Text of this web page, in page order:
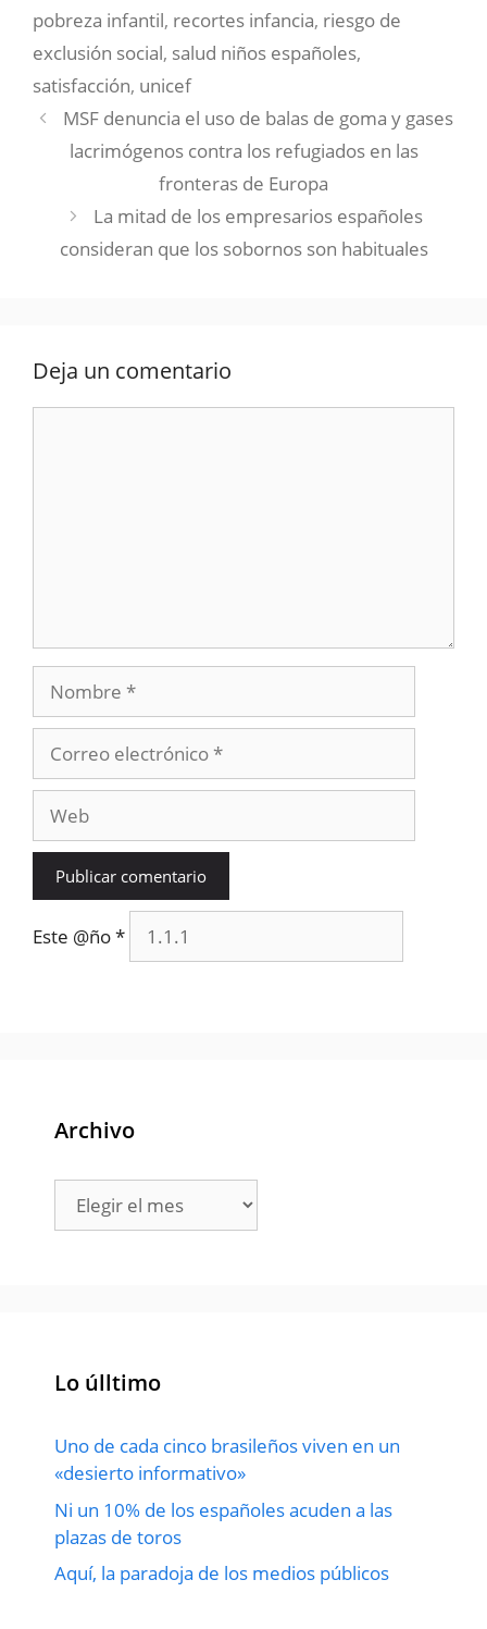
pobreza infantil, recortes infancia, riesgo de
exclusión social, salud niños españoles,
satisfacción, unicef
MSF denuncia el uso de balas de goma y gases
lacrimógenos contra los refugiados en las
fronteras de Europa
La mitad de los empresarios españoles
consideran que los sobornos son habituales
Deja un comentario
Nombre
electrónico
Este @ño*
Archivo
Archivo
Lo úlltimo
Uno de cada cinco brasileños viven en un
«desierto informativo»
Ni un 10% de los españoles acuden a las
plazas de toros
Aquí, la paradoja de los medios públicos